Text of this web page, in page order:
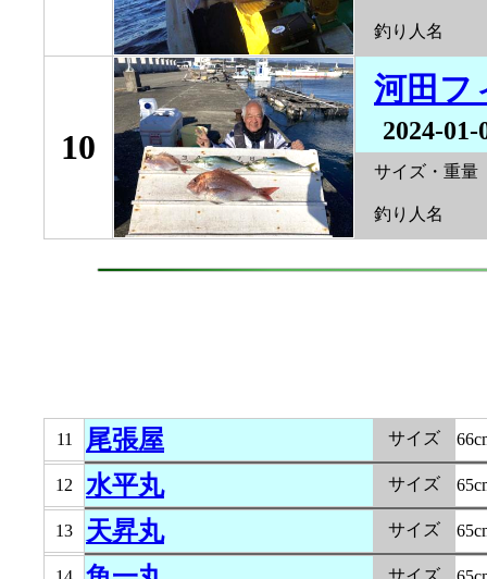
釣り人名
10
河田フ
2024-
サイズ・重量
釣り人名
11 尾張屋 サイズ
12 水平丸 サイズ
13 天昇丸 サイズ
サイズ